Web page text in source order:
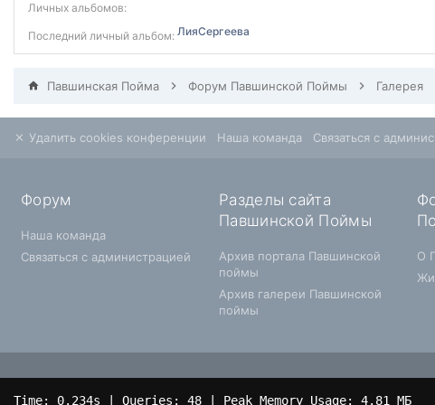
Личных альбомов:
Последний личный альбом: ЛияСергеева
Павшинская Пойма Форум Павшинской Поймы Галерея
Удалить cookies конференции Наша команда Связаться с
Форум
Наша команда
Связаться с администрацией
Разделы сайта
Павшинской Поймы
Архив портала Павшинской
поймы
Архив галереи Павшинской
поймы
О
Time: 0.234s Queries: 48 | Peak Memory Usage: 4.81 МБ